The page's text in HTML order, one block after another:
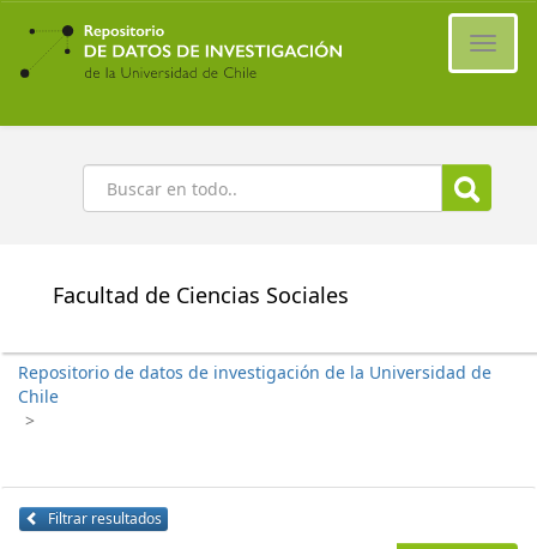
Ir
contenido
principal
Buscar
Facultad de Ciencias Sociales
Repositorio de datos de investigación de la Universidad de
Chile
>
Filtrar resultados